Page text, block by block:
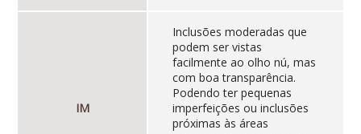
IM
Inclusões moderadas que
podem ser vistas
facilmente ao olho nú, mas
com boa transparência.
Podendo ter pequenas
imperfeições ou inclusões
próximas às áreas